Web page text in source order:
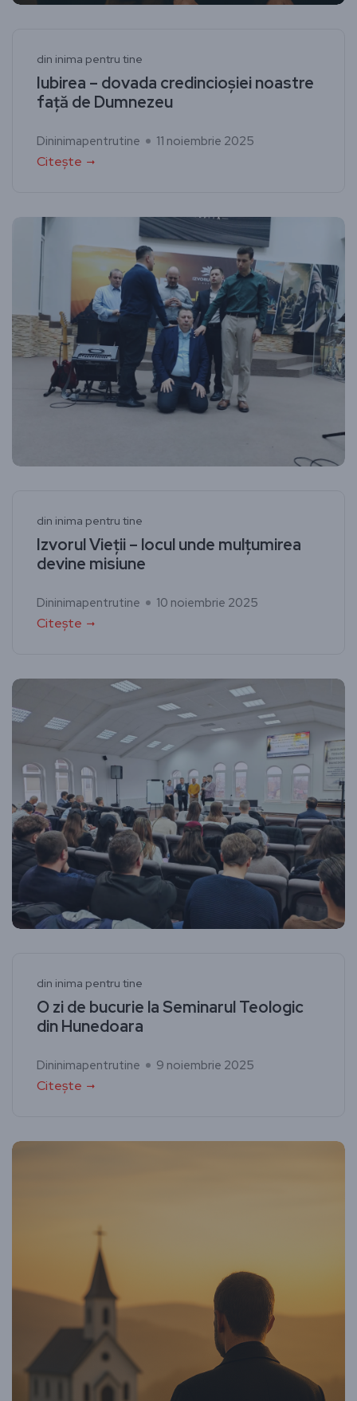
din inima pentru tine
Iubirea – dovada credincioșiei noastre
față de Dumnezeu
Dininimapentrutine 11 noiembrie 2025
Citește
din inima pentru tine
Izvorul Vieții – locul unde mulțumirea
devine misiune
Dininimapentrutine 10 noiembrie 2025
Citește
din inima pentru tine
O zi de bucurie la Seminarul Teologic
din Hunedoara
Dininimapentrutine 9 noiembrie 2025
Citește